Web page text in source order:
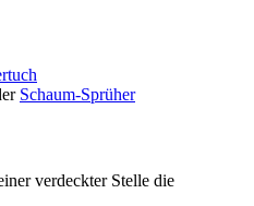
Schaum-Sprüher
verdeckter Stelle die